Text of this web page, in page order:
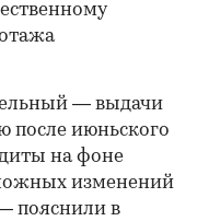
— выдачи
после июньского
на фоне
изменений
пояснили в